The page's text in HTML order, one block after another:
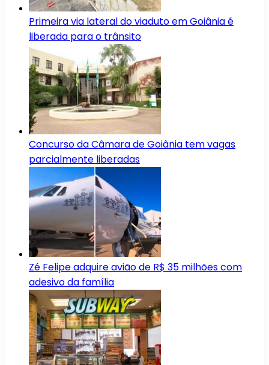
Primeira via lateral do viaduto em Goiânia é
liberada para o trânsito
Concurso da Câmara de Goiânia tem vagas
parcialmente liberadas
Zé Felipe adquire avião de R$ 35 milhões com
adesivo da família